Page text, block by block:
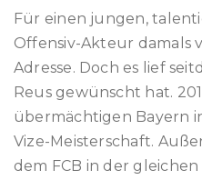
Für einen jungen,
Offensiv-Akteur damals
Adresse. Doch es lief
Reus gewünscht hat.
übermächtigen Bayern
Vize-Meisterschaft.
dem FCB in der